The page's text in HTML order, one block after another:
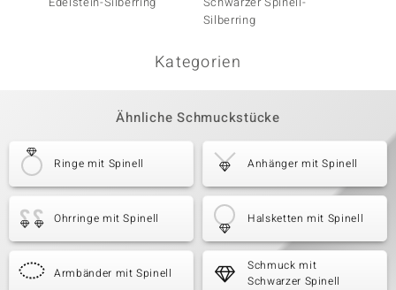
Silberring
Kategorien
Ähnliche Schmuckstücke
Ringe mit Spinell Anhänger mit Spinell
Ohrringe mit Spinell Halsketten mit Spinell
Armbänder mit Spinell
Schmuck mit
Schwarzer Spinell